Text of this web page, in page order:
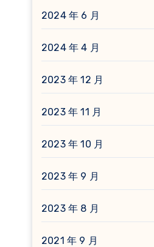
2024 年 6 月
2024 年 4 月
2023 年 12 月
2023 年 11 月
2023 年 10 月
2023 年 9 月
2023 年 8 月
2021 年 9 月